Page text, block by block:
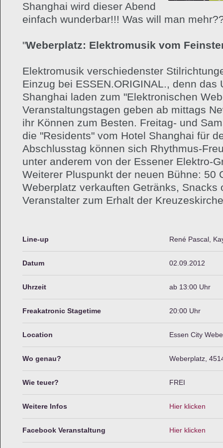
Shanghai wird dieser Abend
einfach wunderbar!!! Was will man
"Weberplatz: Elektromusik vom
Elektromusik verschiedenster
Einzug bei ESSEN.ORIGINAL., denn das
Shanghai laden zum "Elektronischen
Veranstaltungstagen geben ab mittags
ihr Können zum Besten. Freitag- und
die "Residents" vom Hotel Shanghai für
Abschlusstag können sich Rhythmus-
unter anderem von der Essener Elektro-
Weiterer Pluspunkt der neuen Bühne: 50
Weberplatz verkauften Getränks, Snacks
Veranstalter zum Erhalt der
Line-up René Pascal,
Datum 02.09.2012
Uhrzeit ab 13:00 Uhr
Freakatronic Stagetime 20:00 Uhr
Location Essen City
Wo genau? Weberplatz,
Wie teuer? FREI
Weitere Infos Hier klicken
Facebook Veranstaltung Hier klicken